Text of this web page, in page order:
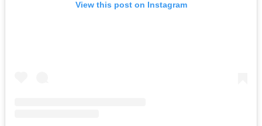
View this post on Instagram